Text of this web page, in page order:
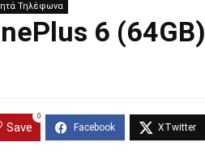
Τηλέφωνα
6 (64GB)
Save
0